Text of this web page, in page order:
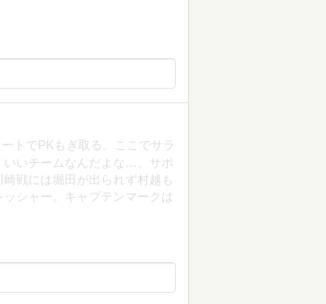
トでPKもぎ取る。ここでサラ
いチームなんだよな…。サポ
戦には堀田が出られず村越も
シャー。キャプテンマークは